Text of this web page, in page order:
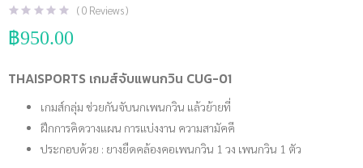
(0 Reviews )
฿950.00
THAISPORTS เกมส์จับแพนกวิน CUG-01
เกมส์กลุ่ม ช่วยกันจับนกเพนกวิน แล้วย้ายที่
ฝึกการคิดวางแผน การแบ่งงาน ความสามัคคี
ประกอบด้วย : ยางยืดคล้องคอเพนกวิน 1 วง เพนกวิน 1 ตัว